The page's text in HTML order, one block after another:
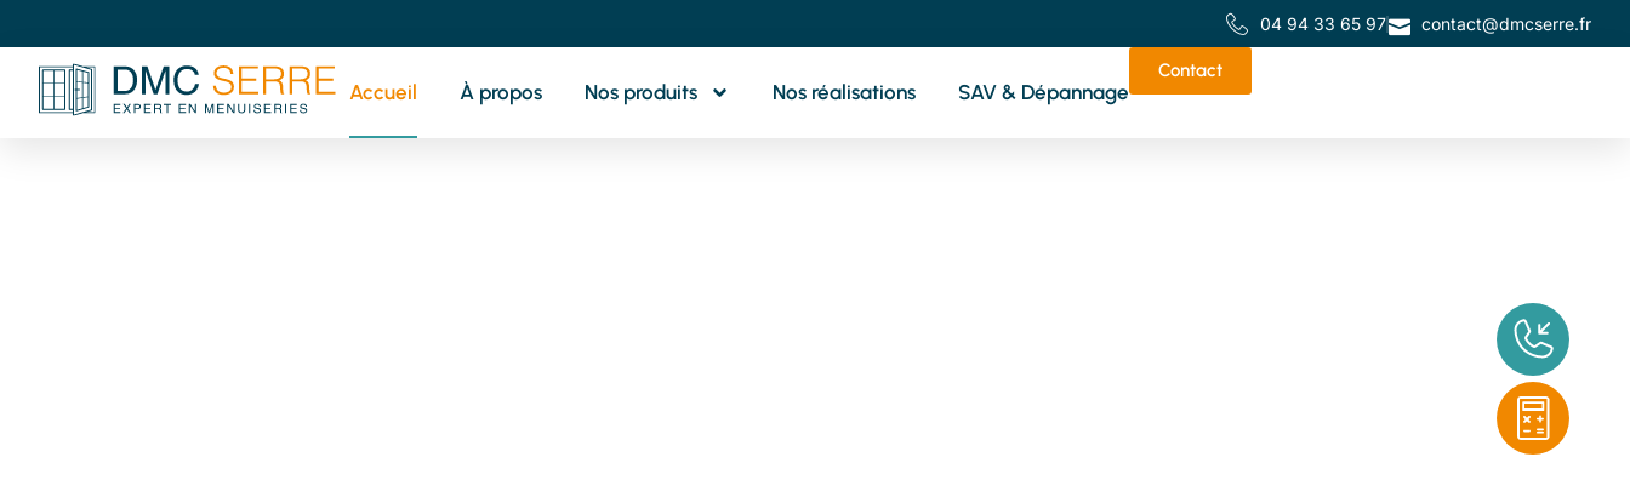
04 94 33 65 97 contact@dmcserre.fr
Accueil À propos Nos produits Nos réalisations SAV & Dépannage
Contact